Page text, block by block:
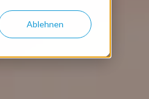
Ablehnen